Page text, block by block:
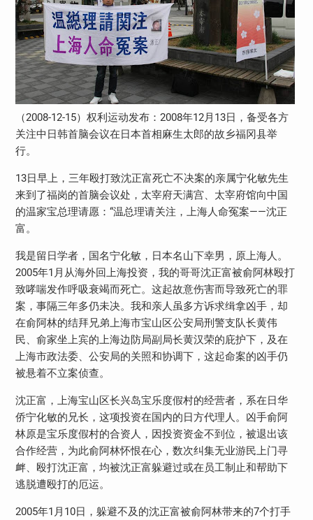
（2008-12-15）权利运动发布：2008年12月13日，备受各方
关注中日韩首脑会议在日本首相麻生太郎的故乡福冈县举
行。
13日早上，三年殴打致沈正富死亡不决案的亲属宁化敏先生
来到了福岗的首脑会议处，太宰府天满宫、太宰府馆向中国
的温家宝总理请愿：“温总理请关注，上海人命冤案——沈正
富。
我是留日学者，国名宁化敏，日本名山下幸男，原上海人。
2005年1月从海外回上海投资，我的哥哥沈正富被俞阿林殴打
致哮喘发作呼吸衰竭而死亡。这起故意伤害而导致死亡的罪
案，事隔三年多仍未决。我和亲人虽多方诉求缉拿凶手，却
在俞阿林的结拜兄弟上海市宝山区公安局刑警支队长黄伟
民、俞家坐上宾的上海边防局副局长黄汉荣的庇护下，及在
上海市政法委、公安局的关照和协调下，这起命案的凶手仍
被悬着不立案侦查。
沈正富，上海宝山区长兴岛宝乐度假村的经营者，系在日华
侨宁化敏的兄长，这项投资在国内的日方代理人。凶手俞阿
林原是宝乐度假村的合资人，因投资资金不到位，被退出该
合作经营，为此俞阿林怀恨在心，数次纠集无业游民上门寻
衅、殴打沈正富，均被沈正富躲避过或在员工制止和帮助下
逃脱遭殴打的厄运。
2005年1月10日，躲避不及的沈正富被俞阿林带来的7个打手